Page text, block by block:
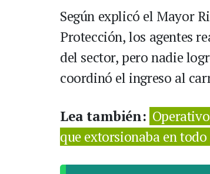
Según explicó el Mayor
Protección, los agentes
del sector, pero nadie
coordinó el ingreso al
Lea también:
que extorsionaba en